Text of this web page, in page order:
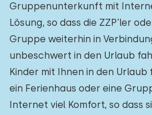
Gruppenunterkunft mit
Lösung, so dass die ZZP'ler
Gruppe weiterhin in
unbeschwert in den Urlaub
Kinder mit Ihnen in den
ein Ferienhaus oder eine
Internet viel Komfort, so dass